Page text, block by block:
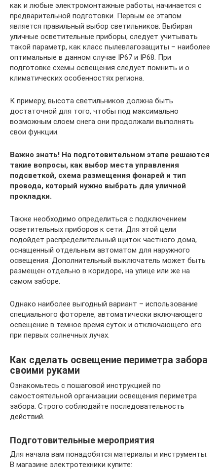
как и любые электромонтажные работы, начинается с
предварительной подготовки. Первым ее этапом
является правильный выбор светильников. Выбирая
уличные осветительные приборы, следует учитывать
такой параметр, как класс пылевлагозащиты – наиболее
оптимальные в данном случае IP67 и IP68. При
подготовке схемы освещения следует помнить и о
климатических особенностях региона.
К примеру, высота светильников должна быть
достаточной для того, чтобы под максимально
возможным слоем снега они продолжали выполнять
свои функции.
Важно знать! На подготовительном этапе решаются
такие вопросы, как выбор места управления
подсветкой, схема размещения фонарей и тип
провода, который нужно выбрать для уличной
прокладки.
Также необходимо определиться с подключением
осветительных приборов к сети. Для этой цели
подойдет распределительный щиток частного дома,
оснащенный отдельным автоматом для наружного
освещения. Дополнительный выключатель может быть
размещен отдельно в коридоре, на улице или же на
самом заборе.
Однако наиболее выгодный вариант – использование
специального фотореле, автоматически включающего
освещение в темное время суток и отключающего его
при первых солнечных лучах.
Как сделать освещение периметра забора
своими руками
Ознакомьтесь с пошаговой инструкцией по
самостоятельной организации освещения периметра
забора. Строго соблюдайте последовательность
действий.
Подготовительные мероприятия
Для начала вам понадобятся материалы и инструменты.
В магазине электротехники купите: